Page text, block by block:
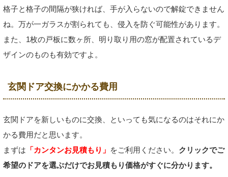
格子と格子の間隔が狭ければ、手が入らないので解錠できません
ね。万が一ガラスが割られても、侵入を防ぐ可能性があります。
また、1枚の戸板に数ヶ所、明り取り用の窓が配置されているデ
ザインのものも有効ですよ。
玄関ドア交換にかかる費用
玄関ドアを新しいものに交換、といっても気になるのはそれにか
かる費用だと思います。
まずは 「カンタンお見積もり」 をご利用ください。 クリックでご
希望のドアを選ぶだけでお見積もり価格がすぐに分かります。